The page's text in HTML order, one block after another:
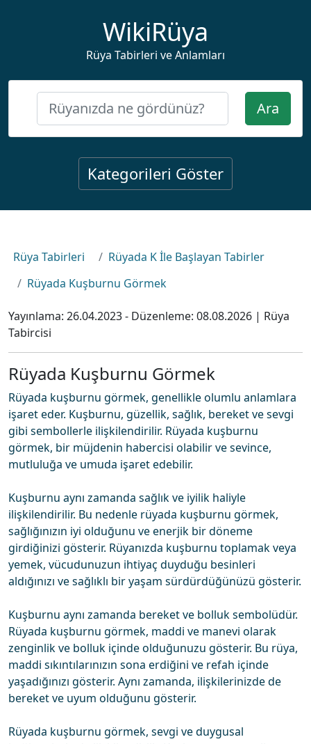
WikiRüya
Rüya Tabirleri ve Anlamları
Ara
Kategorileri Göster
Rüya Tabirleri
Rüyada K İle Başlayan Tabirler
Rüyada Kuşburnu Görmek
Yayınlama: 26.04.2023- Düzenleme: 08.08.2026 | Rüya
Tabircisi
Rüyada Kuşburnu Görmek
Rüyada kuşburnu görmek, genellikle olumlu anlamlara
işaret eder. Kuşburnu, güzellik, sağlık, bereket ve sevgi
gibi sembollerle ilişkilendirilir. Rüyada kuşburnu
görmek, bir müjdenin habercisi olabilir ve sevince,
mutluluğa ve umuda işaret edebilir.
Kuşburnu aynı zamanda sağlık ve iyilik haliyle
ilişkilendirilir. Bu nedenle rüyada kuşburnu görmek,
sağlığınızın iyi olduğunu ve enerjik bir döneme
girdiğinizi gösterir. Rüyanızda kuşburnu toplamak veya
yemek, vücudunuzun ihtiyaç duyduğu besinleri
aldığınızı ve sağlıklı bir yaşam sürdürdüğünüzü gösterir.
Kuşburnu aynı zamanda bereket ve bolluk sembolüdür.
Rüyada kuşburnu görmek, maddi ve manevi olarak
zenginlik ve bolluk içinde olduğunuzu gösterir. Bu rüya,
maddi sıkıntılarınızın sona erdiğini ve refah içinde
yaşadığınızı gösterir. Aynı zamanda, ilişkilerinizde de
bereket ve uyum olduğunu gösterir.
Rüyada kuşburnu görmek, sevgi ve duygusal